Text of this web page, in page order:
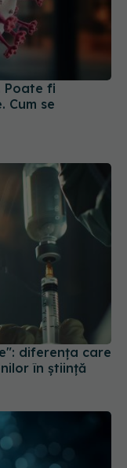
Poate fi
Cum se
diferența care
în știință